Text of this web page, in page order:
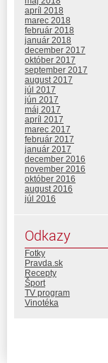
apríl 2018
marec 2018
február 2018
január 2018
december 2017
október 2017
september 2017
august 2017
júl 2017
jún 2017
máj 2017
apríl 2017
marec 2017
február 2017
január 2017
december 2016
november 2016
október 2016
august 2016
júl 2016
Odkazy
Fotky
Pravda.sk
Recepty
Šport
TV program
Vinotéka